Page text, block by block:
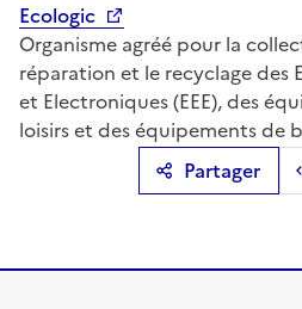
Partager
Ecologic
Organisme agréé pour la
réparation et le recyclage des
et Electroniques (EEE), des
loisirs et des équipements de